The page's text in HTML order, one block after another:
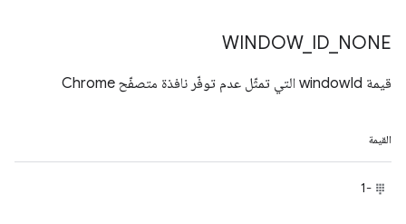
WINDOW_ ID NONE
قيمة windowId التي تمثّل عدم توفّر نافذة متصفّح Chrome
القيمة
-1